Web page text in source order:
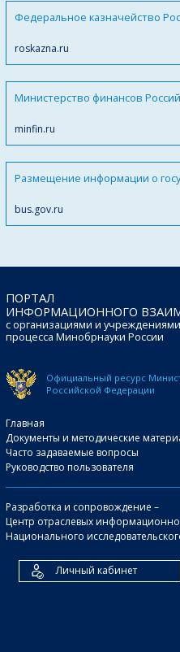
Федеральное казначейство
roskazna.ru
Министерство финансов
minfin.ru
Размещение информации о
bus.gov.ru
ПОРТАЛ
ИНФОРМАЦИОННОГО
с организациями и
процесса Минобрнауки России
Официальный ресурс
Российской Федерации
Главная
Документы и методические
Часто задаваемые вопросы
Руководство пользователя
Разработка и сопровождение –
Центр отраслевых
Национального
Личный кабинет